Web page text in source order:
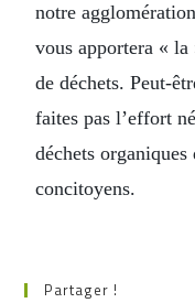
notre
vous apportera «
de déchets. Peut-
faites pas l’effort
déchets
concitoyens.
Partager !